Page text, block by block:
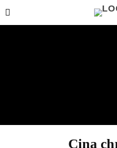
Cina